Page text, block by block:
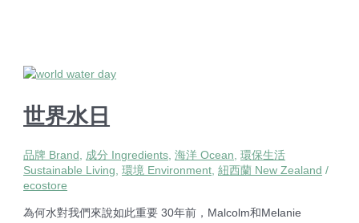
世界水日
品牌 Brand , 成分 Ingredients,海洋 Ocean,環保生活
Sustainable Living,環境 Environment,紐西蘭 New Zealand /
ecostore
為何水對我們來說如此重要 30年前，Malcolm和Melanie